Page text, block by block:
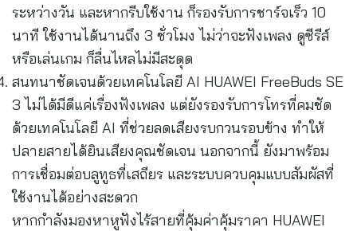
ระหว่างวัน และหากรีบใช้งาน ก็รองรับการชาร์จเร็ว 10
นาที ใช้งานได้นานถึง 3 ชั่วโมง ไม่ว่าจะฟังเพลง ดูซีรีส์
หรือเล่นเกม ก็ลื่นไหลไม่มีสะดุด
สนทนาชัดเจนด้วยเทคโนโลยี AI HUAWEI FreeBuds SE
3 ไม่ได้มีดีแค่เรื่องฟังเพลง แต่ยังรองรับการโทรที่คมชัด
ด้วยเทคโนโลยี AI ที่ช่วยลดเสียงรบกวนรอบข้าง ทำให้
ปลายสายได้ยินเสียงคุณชัดเจน นอกจากนี้ ยังมาพร้อม
การเชื่อมต่อบลูทูธที่เสถียร และระบบควบคุมแบบสัมผัสที่
ใช้งานได้อย่างสะดวก
หากกำลังมองหาหูฟังไร้สายที่คุ้มค่าคุ้มราคา HUAWEI